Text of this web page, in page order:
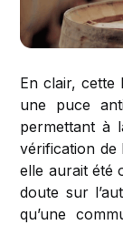
En clair, cette
une puce
permettant à
vérification de
elle aurait été
doute sur
qu’une